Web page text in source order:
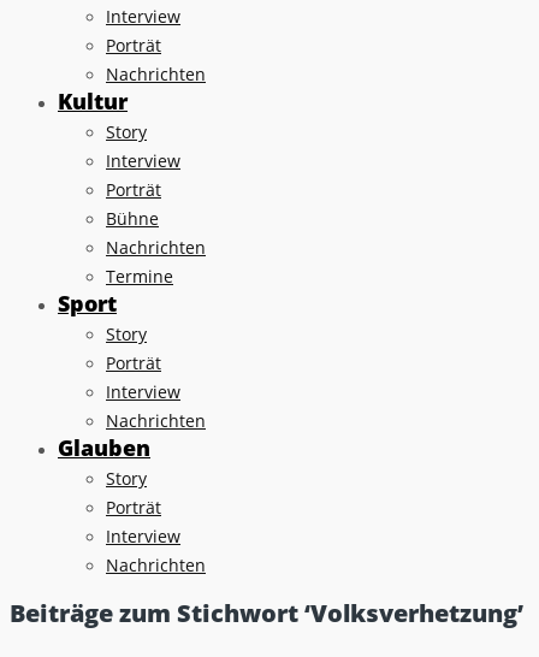
Interview
Porträt
Nachrichten
Kultur
Story
Interview
Porträt
Bühne
Nachrichten
Termine
Sport
Story
Porträt
Interview
Nachrichten
Glauben
Story
Porträt
Interview
Nachrichten
Beiträge zum Stichwort ‘Volksverhetzung’